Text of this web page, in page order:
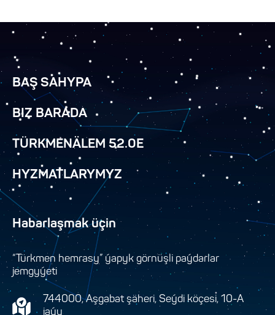
BAŞ SAHYPA
BIZ BARADA
TÜRKMENÄLEM 52.0E
HYZMATLARYMYZ
Habarlaşmak üçin
“Türkmen hemrasy” ýapyk görnüşli paýdarlar
jemgyýeti
744000, Aşgabat şäheri, Seýdi köçesi, 10-A
jaýy